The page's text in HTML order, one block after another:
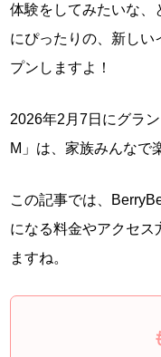
体験をしてみたいな、
にぴったりの、新しい
プンしますよ！
2026年2月7日にグラ
M」は、家族みんなで
この記事では、
になる料金やアクセス
ますね。